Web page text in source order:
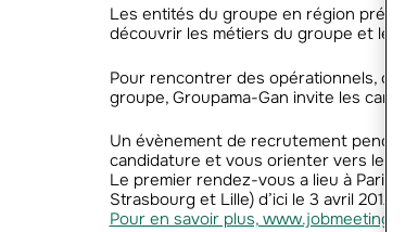
Les entités du groupe en région
découvrir les métiers du groupe et les
Pour rencontrer des opérationnels,
groupe, Groupama-Gan invite les
Un évènement de recrutement
candidature et vous orienter vers les
Le premier rendez-vous a lieu à Paris
Strasbourg et Lille) d’ici le 3 avril 2012.
Pour en savoir plus, www.jobmeeting-